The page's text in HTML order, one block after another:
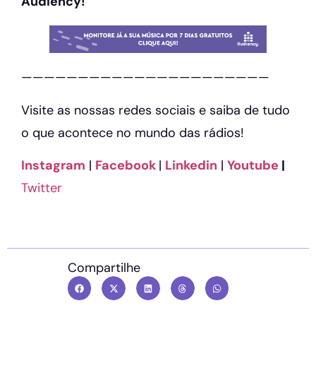
——————————————————————
Visite as nossas redes sociais e saiba de tudo
o que acontece no mundo das rádios!
Instagram | Facebook | Linkedin | Youtube |
Twitter
Compartilhe